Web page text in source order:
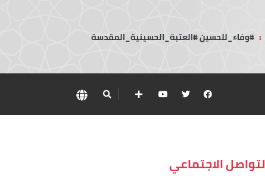
: #وفاء_للحسين #العتبة_الحسينية_المقدسة
الاجتماعي